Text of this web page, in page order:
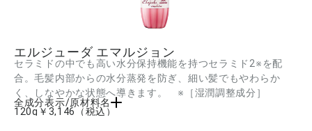
エルジューダ エマルジョン
セラミドの中でも高い水分保持機能を持つセラミド2※を配
合。毛髪内部からの水分蒸発を防ぎ、細い髪でもやわらか
く、しなやかな状態へ導きます。 ※［湿潤調整成分］
全成分表示/原材料名
120g ￥3,146 （税込）